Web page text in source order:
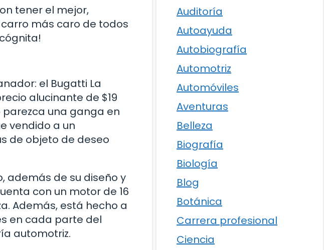
tener el mejor,
más caro de todos
el Bugatti La
alucinante de $19
una ganga en
vendido a un
de objeto de deseo
además de su diseño y
con un motor de 16
Además, está hecho a
en cada parte del
automotriz.
Auditoría
Autoayuda
Autobiografía
Automotriz
Automóviles
Aventuras
Belleza
Biografía
Biología
Blog
Botánica
Carrera profesional
Ciencia